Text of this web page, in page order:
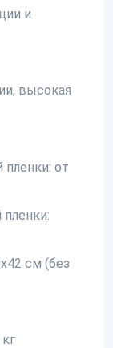
и
высокая
от
см (без